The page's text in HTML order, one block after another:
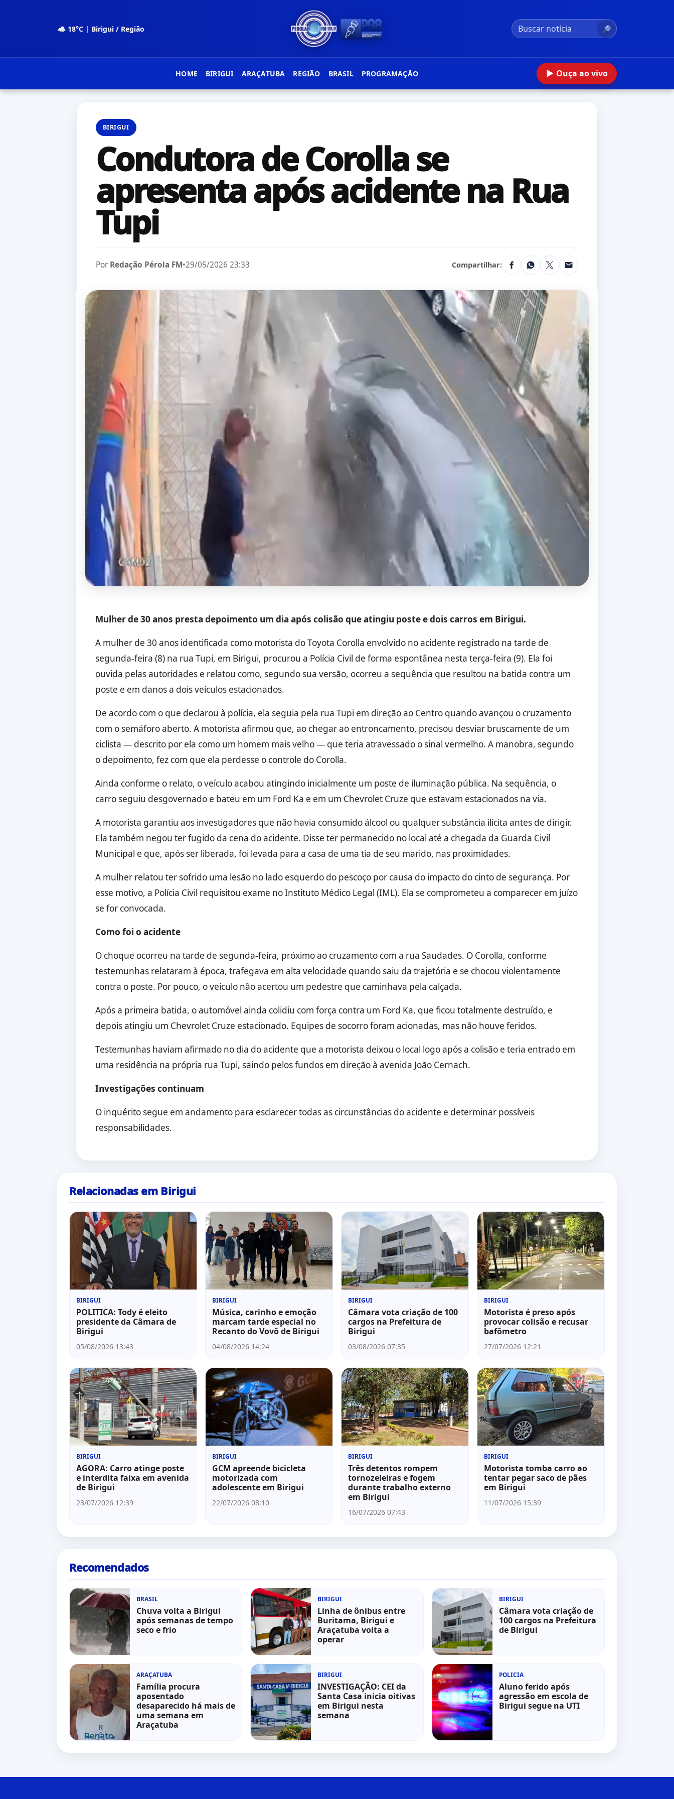
☁ 18°C | Birigui / Região 🔎
HOME BIRIGUI ARAÇATUBA REGIÃO BRASIL PROGRAMAÇÃO ▶ Ouça ao vivo
BIRIGUI
Condutora de Corolla se
apresenta após acidente na Rua
Tupi
Por Redação Pérola FM•29/05/2026 23:33 Compartilhar:
Mulher de 30 anos presta depoimento um dia após colisão que atingiu poste e dois carros em Birigui.
A mulher de 30 anos identificada como motorista do Toyota Corolla envolvido no acidente registrado na tarde de
segunda-feira (8) na rua Tupi, em Birigui, procurou a Polícia Civil de forma espontânea nesta terça-feira (9). Ela foi
ouvida pelas autoridades e relatou como, segundo sua versão, ocorreu a sequência que resultou na batida contra um
poste e em danos a dois veículos estacionados.
De acordo com o que declarou à polícia, ela seguia pela rua Tupi em direção ao Centro quando avançou o cruzamento
com o semáforo aberto. A motorista afirmou que, ao chegar ao entroncamento, precisou desviar bruscamente de um
ciclista — descrito por ela como um homem mais velho — que teria atravessado o sinal vermelho. A manobra, segundo
o depoimento, fez com que ela perdesse o controle do Corolla.
Ainda conforme o relato, o veículo acabou atingindo inicialmente um poste de iluminação pública. Na sequência, o
carro seguiu desgovernado e bateu em um Ford Ka e em um Chevrolet Cruze que estavam estacionados na via.
A motorista garantiu aos investigadores que não havia consumido álcool ou qualquer substância ilícita antes de dirigir.
Ela também negou ter fugido da cena do acidente. Disse ter permanecido no local até a chegada da Guarda Civil
Municipal e que, após ser liberada, foi levada para a casa de uma tia de seu marido, nas proximidades.
A mulher relatou ter sofrido uma lesão no lado esquerdo do pescoço por causa do impacto do cinto de segurança. Por
esse motivo, a Polícia Civil requisitou exame no Instituto Médico Legal (IML). Ela se comprometeu a comparecer em juízo
se for convocada.
Como foi o acidente
O choque ocorreu na tarde de segunda-feira, próximo ao cruzamento com a rua Saudades. O Corolla, conforme
testemunhas relataram à época, trafegava em alta velocidade quando saiu da trajetória e se chocou violentamente
contra o poste. Por pouco, o veículo não acertou um pedestre que caminhava pela calçada.
Após a primeira batida, o automóvel ainda colidiu com força contra um Ford Ka, que ficou totalmente destruído, e
depois atingiu um Chevrolet Cruze estacionado. Equipes de socorro foram acionadas, mas não houve feridos.
Testemunhas haviam afirmado no dia do acidente que a motorista deixou o local logo após a colisão e teria entrado em
uma residência na própria rua Tupi, saindo pelos fundos em direção à avenida João Cernach.
Investigações continuam
O inquérito segue em andamento para esclarecer todas as circunstâncias do acidente e determinar possíveis
responsabilidades.
Relacionadas em Birigui
BIRIGUI
POLITICA: Tody é eleito
presidente da Câmara de
Birigui
05/08/2026 13:43
BIRIGUI
Música, carinho e emoção
marcam tarde especial no
Recanto do Vovô de Birigui
04/08/2026 14:24
BIRIGUI
Câmara vota criação de 100
cargos na Prefeitura de
Birigui
03/08/2026 07:35
BIRIGUI
Motorista é preso após
provocar colisão e recusar
bafômetro
27/07/2026 12:21
BIRIGUI
AGORA: Carro atinge poste
e interdita faixa em avenida
de Birigui
23/07/2026 12:39
BIRIGUI
GCM apreende bicicleta
motorizada com
adolescente em Birigui
22/07/2026 08:10
BIRIGUI
Três detentos rompem
tornozeleiras e fogem
durante trabalho externo
em Birigui
16/07/2026 07:43
BIRIGUI
Motorista tomba carro ao
tentar pegar saco de pães
em Birigui
11/07/2026 15:39
Recomendados
BRASIL
Chuva volta a Birigui
após semanas de tempo
seco e frio
BIRIGUI
Linha de ônibus entre
Buritama, Birigui e
Araçatuba volta a
operar
BIRIGUI
Câmara vota criação de
100 cargos na Prefeitura
de Birigui
ARAÇATUBA
Família procura
aposentado
desaparecido há mais de
uma semana em
Araçatuba
BIRIGUI
INVESTIGAÇÃO: CEI da
Santa Casa inicia oitivas
em Birigui nesta
semana
POLICIA
Aluno ferido após
agressão em escola de
Birigui segue na UTI